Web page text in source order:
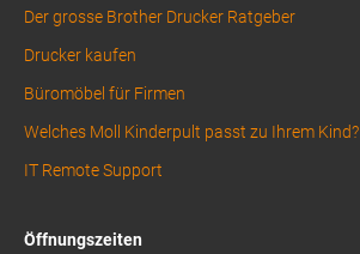
Der grosse Brother Drucker Ratgeber
Drucker kaufen
Büromöbel für Firmen
Welches Moll Kinderpult passt zu Ihrem Kind?
IT Remote Support
Öffnungszeiten